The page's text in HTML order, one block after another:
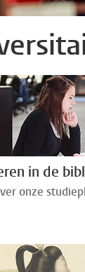
in de
onze